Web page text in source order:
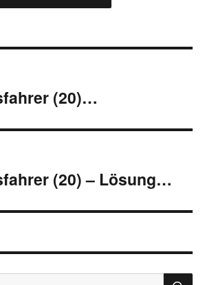
(20)…
(20) – Lösung…